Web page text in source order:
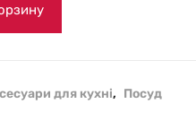
для кухні, Посуд